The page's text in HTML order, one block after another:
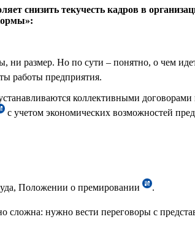
снизить текучесть кадров в
ни размер. Но по сути – понятно, о чем
работы предприятия.
коллективными
с учетом экономических возможностей
Положении о премировании
.
нужно вести переговоры с